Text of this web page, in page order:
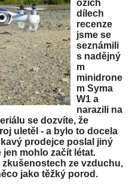
ozích
dílech
recenze
jsme se
seznámili
s nadějný
m
minidrone
m Syma
W1 a
narazili na
se dozvíte, že
uletěl - a bylo to docela
prodejce poslal jiný
jen mohlo začít létat.
ze vzduchu,
jako těžký porod.